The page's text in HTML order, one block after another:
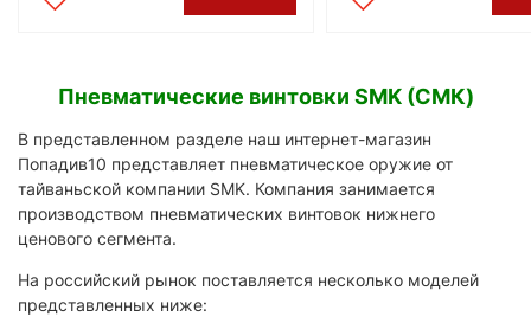
Пневматические винтовки SMK (СМК)
В представленном разделе наш интернет-магазин
Попадив10 представляет пневматическое оружие от
тайваньской компании SMK. Компания занимается
производством пневматических винтовок нижнего
ценового сегмента.
На российский рынок поставляется несколько моделей
представленных ниже: